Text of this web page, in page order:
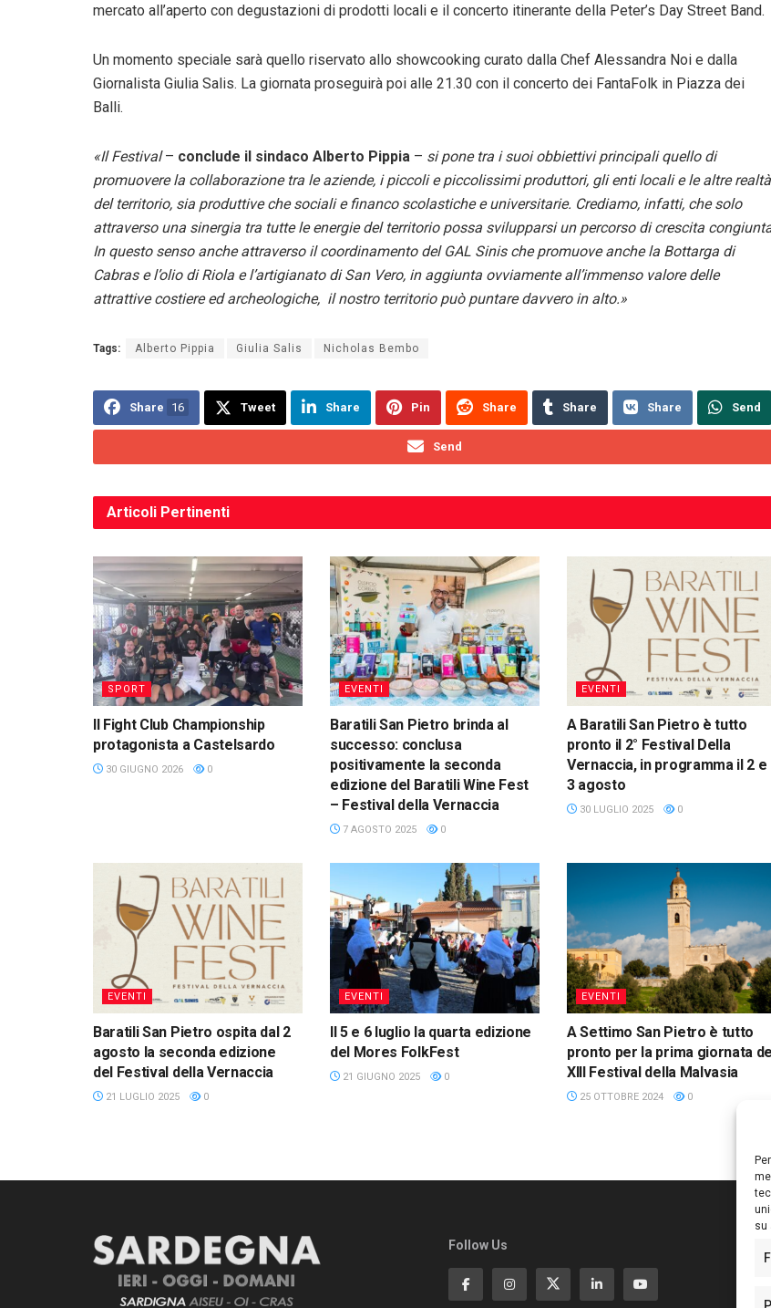
su
mercato all’aperto con degustazioni di prodotti locali e il concerto itinerante della Peter’s Day Street Band.
Un momento speciale sarà quello riservato allo showcooking curato dalla Chef Alessandra Noi e dalla
Giornalista Giulia Salis. La giornata proseguirà poi alle 21.30 con il concerto dei FantaFolk in Piazza dei
Balli.
«Il Festival– conclude il sindaco Alberto Pippia – si pone tra i suoi obbiettivi principali quello di
promuovere la collaborazione tra le aziende, i piccoli e piccolissimi produttori, gli enti locali e le altre realtà
del territorio, sia produttive che sociali e financo scolastiche e universitarie. Crediamo, infatti, che solo
attraverso una sinergia tra tutte le energie del territorio possa svilupparsi un percorso di crescita
In questo senso anche attraverso il coordinamento del GAL Sinis che promuove anche la Bottarga di
Cabras e l’olio di Riola e l’artigianato di San Vero, in aggiunta ovviamente all’immenso valore delle
attrattive costiere ed archeologiche, il nostro territorio può puntare davvero in alto.»
Tags: Alberto Pippia Giulia Salis Nicholas Bembo
Share 16 Tweet Share Pin Share Share Share Send
Send
Articoli Pertinenti
SPORT
Il Fight Club Championship
protagonista a Castelsardo
30 GIUGNO 2026 0
EVENTI
Baratili San Pietro brinda al
successo: conclusa
positivamente la seconda
edizione del Baratili Wine Fest
– Festival della Vernaccia
7 AGOSTO 2025 0
EVENTI
A Baratili San Pietro è tutto
pronto il 2° Festival Della
Vernaccia, in programma il 2 e
3 agosto
30 LUGLIO 2025 0
EVENTI
Baratili San Pietro ospita dal 2
agosto la seconda edizione
del Festival della Vernaccia
21 LUGLIO 2025 0
EVENTI
Il 5 e 6 luglio la quarta edizione
del Mores FolkFest
21 GIUGNO 2025 0
EVENTI
A Settimo San Pietro è tutto
pronto per la prima giornata
XIII Festival della Malvasia
25 OTTOBRE 2024 0
Follow Us